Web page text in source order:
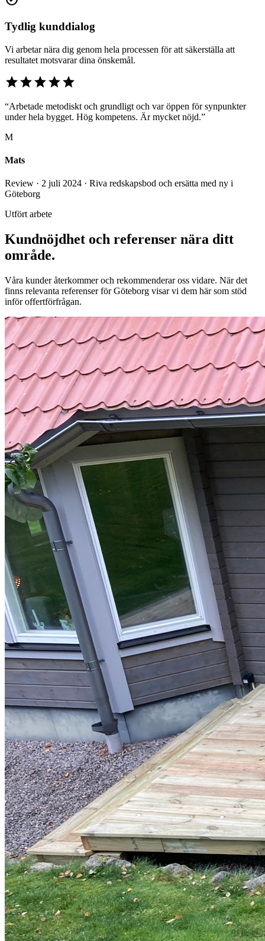
Tydlig kunddialog
Vi arbetar nära dig genom hela processen för att säkerställa att
resultatet motsvarar dina önskemål.
starstarstarstarstar
“Arbetade metodiskt och grundligt och var öppen för synpunkter
under hela bygget. Hög kompetens. Är mycket nöjd.”
M
Mats
Review · 2 juli 2024 · Riva redskapsbod och ersätta med ny i
Göteborg
Utfört arbete
Kundnöjdhet och referenser nära ditt
område.
Våra kunder återkommer och rekommenderar oss vidare. När det
finns relevanta referenser för Göteborg visar vi dem här som stöd
inför offertförfrågan.